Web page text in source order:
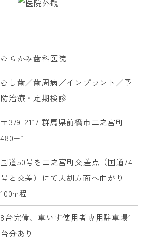
むらかみ歯科医院
むし歯／歯周病／インプラント／予
防治療・定期検診
〒379-2117 群馬県前橋市二之宮町
480−1
国道50号を二之宮町交差点（国道74
号と交差）にて大胡方面へ曲がり
100m程
8台完備、車いす使用者専用駐車場1
台分あり